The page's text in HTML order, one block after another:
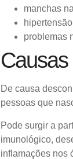
manchas
problemas
De causa
pessoas que
Pode surgir a
imunológico,
inflamações nos